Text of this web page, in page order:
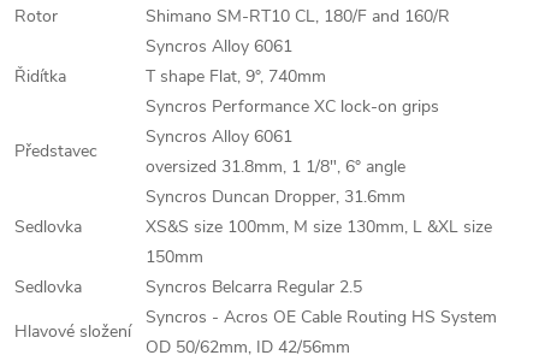
Rotor
Shimano SM-RT10 CL, 180/F and 160/R
Řidítka
Syncros Alloy 6061
T shape Flat, 9°, 740mm
Syncros Performance XC lock-on grips
Představec
Syncros Alloy 6061
oversized 31.8mm, 1 1/8", 6° angle
Sedlovka
Syncros Duncan Dropper, 31.6mm
XS&S size 100mm, M size 130mm, L &XL size
150mm
Sedlovka
Syncros Belcarra Regular 2.5
Hlavové složení
Syncros - Acros OE Cable Routing HS System
OD 50/62mm, ID 42/56mm